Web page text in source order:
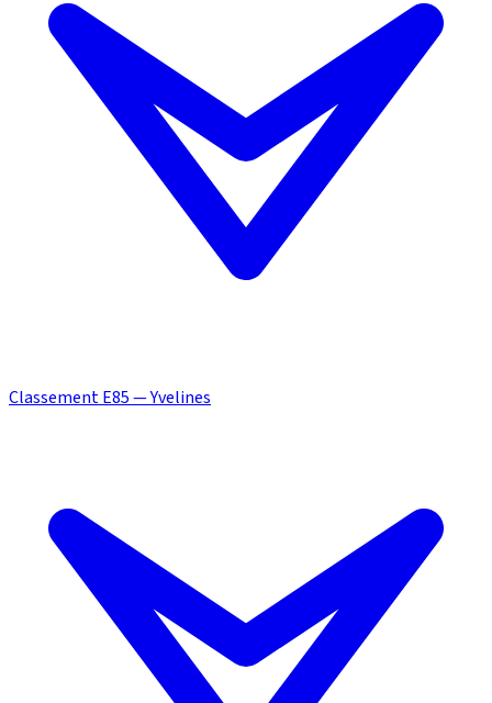
Classement E85 — Yvelines